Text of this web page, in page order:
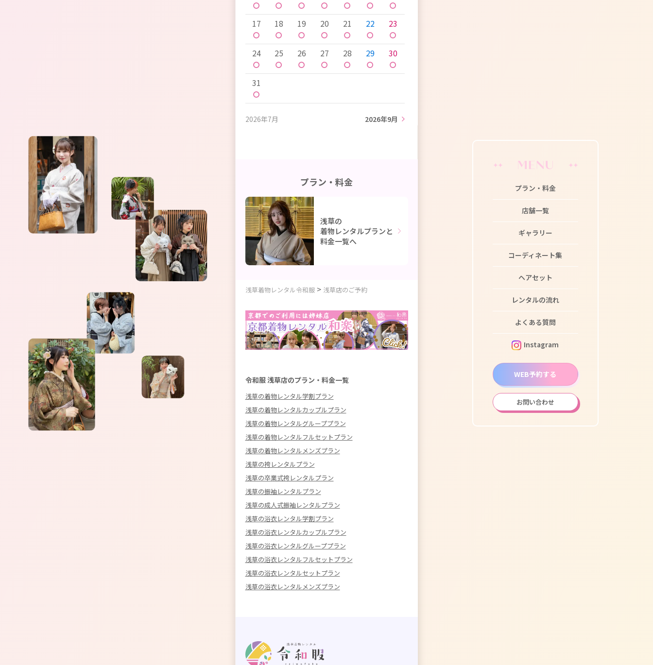
プラン・料金
店舗一覧
ギャラリー
コーディネート集
ヘアセット
レンタルの流れ
よくある質問
Instagram
WEB予約する
お問い合わせ
〇 〇 〇 〇 〇 〇 〇
17
〇
18
〇
19
〇
20
〇
21
〇
22
〇
23
〇
24
〇
25
〇
26
〇
27
〇
28
〇
29
〇
30
〇
31
〇
2026年7月 2026年9月
プラン・料金
浅草の
着物レンタルプランと
料金一覧へ
浅草着物レンタル令和服> 浅草店のご予約
令和服 浅草店のプラン・料金一覧
浅草の着物レンタル学割プラン
浅草の着物レンタルカップルプラン
浅草の着物レンタルグループプラン
浅草の着物レンタルフルセットプラン
浅草の着物レンタルメンズプラン
浅草の袴レンタルプラン
浅草の卒業式袴レンタルプラン
浅草の振袖レンタルプラン
浅草の成人式振袖レンタルプラン
浅草の浴衣レンタル学割プラン
浅草の浴衣レンタルカップルプラン
浅草の浴衣レンタルグループプラン
浅草の浴衣レンタルフルセットプラン
浅草の浴衣レンタルセットプラン
浅草の浴衣レンタルメンズプラン